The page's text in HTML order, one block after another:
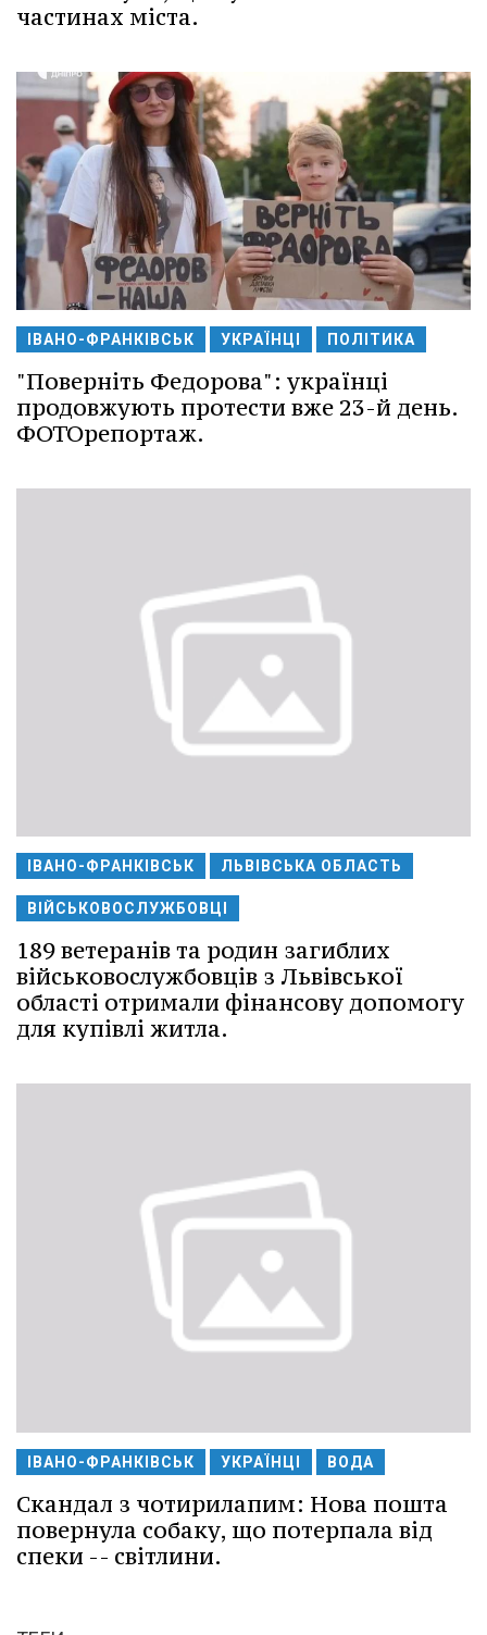
частинах міста.
ІВАНО-ФРАНКІВСЬК УКРАЇНЦІ ПОЛІТИКА
"Поверніть Федорова": українці
продовжують протести вже 23-й день.
ФОТОрепортаж.
ІВАНО-ФРАНКІВСЬК ЛЬВІВСЬКА ОБЛАСТЬ
ВІЙСЬКОВОСЛУЖБОВЦІ
189 ветеранів та родин загиблих
військовослужбовців з Львівської
області отримали фінансову допомогу
для купівлі житла.
ІВАНО-ФРАНКІВСЬК УКРАЇНЦІ ВОДА
Скандал з чотирилапим: Нова пошта
повернула собаку, що потерпала від
спеки -- світлини.